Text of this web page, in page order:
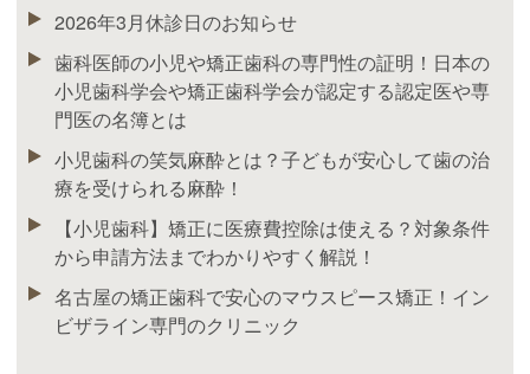
2026年3月休診日のお知らせ
歯科医師の小児や矯正歯科の専門性の証明！日本の
小児歯科学会や矯正歯科学会が認定する認定医や専
門医の名簿とは
小児歯科の笑気麻酔とは？子どもが安心して歯の治
療を受けられる麻酔！
【小児歯科】矯正に医療費控除は使える？対象条件
から申請方法までわかりやすく解説！
名古屋の矯正歯科で安心のマウスピース矯正！イン
ビザライン専門のクリニック